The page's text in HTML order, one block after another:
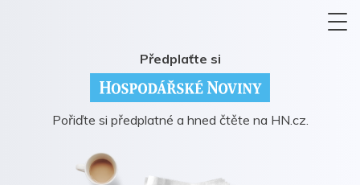
Předplaťte si
Pořiďte si předplatné a hned čtěte na HN.cz.